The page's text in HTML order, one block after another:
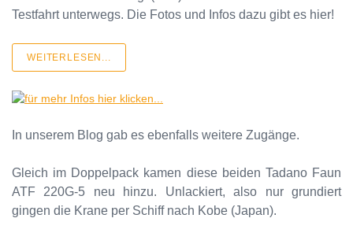
Testfahrt unterwegs. Die Fotos und Infos dazu gibt es hier!
WEITERLESEN...
In unserem Blog gab es ebenfalls weitere Zugänge.
Gleich im Doppelpack kamen diese beiden Tadano Faun
ATF 220G-5 neu hinzu. Unlackiert, also nur grundiert
gingen die Krane per Schiff nach Kobe (Japan).